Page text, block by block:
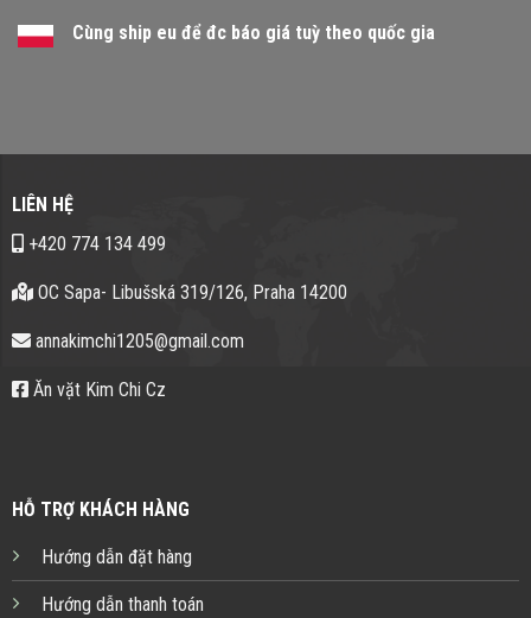
Cùng ship eu để đc báo giá tuỳ theo quốc gia
LIÊN HỆ
+420 774 134 499
OC Sapa- Libušská 319/126, Praha 14200
annakimchi1205@gmail.com
Ăn vặt Kim Chi Cz
HỖ TRỢ KHÁCH HÀNG
Hướng dẫn đặt hàng
Hướng dẫn thanh toán